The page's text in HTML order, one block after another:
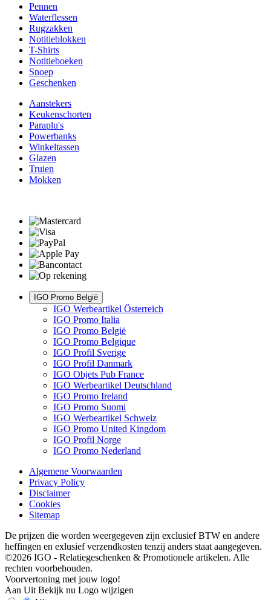
Pennen
Waterflessen
Rugzakken
Notitieblokken
T-Shirts
Notitieboeken
Snoep
Geschenken
Aanstekers
Keukenschorten
Paraplu's
Powerbanks
Winkeltassen
Glazen
Truien
Mokken
IGO Promo België
IGO Werbeartikel Österreich
IGO Promo Italia
IGO Promo België
IGO Promo Belgique
IGO Profil Sverige
IGO Profil Danmark
IGO Objets Pub France
IGO Werbeartikel Deutschland
IGO Promo Ireland
IGO Promo Suomi
IGO Werbeartikel Schweiz
IGO Promo United Kingdom
IGO Profil Norge
IGO Promo Nederland
Algemene Voorwaarden
Privacy Policy
Disclaimer
Cookies
Sitemap
De prijzen die worden weergegeven zijn exclusief BTW en andere
heffingen en exlusief verzendkosten tenzij anders staat aangegeven.
©2026 IGO - Relatiegeschenken & Promotionele artikelen. Alle
rechten voorbehouden.
Voorvertoning met jouw logo!
Aan Uit Bekijk nu Logo wijzigen